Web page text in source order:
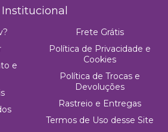
Institucional
e
Frete Grátis
Política de Privacidade e
Cookies
Política de Trocas e
Devoluções
Rastreio e Entregas
Termos de Uso desse Site